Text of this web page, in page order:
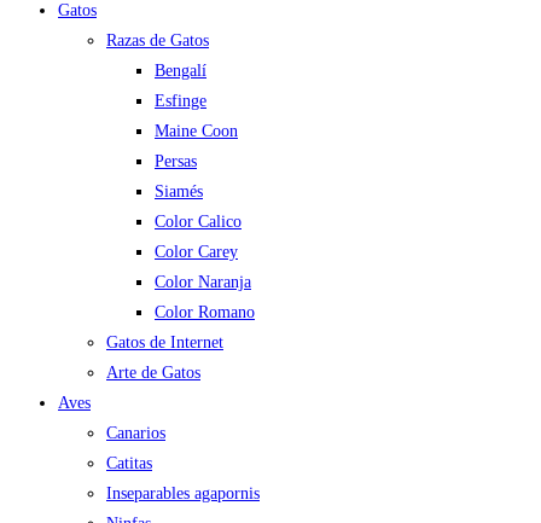
Gatos
Razas de Gatos
Bengalí
Esfinge
Maine Coon
Persas
Siamés
Color Calico
Color Carey
Color Naranja
Color Romano
Gatos de Internet
Arte de Gatos
Aves
Canarios
Catitas
Inseparables agapornis